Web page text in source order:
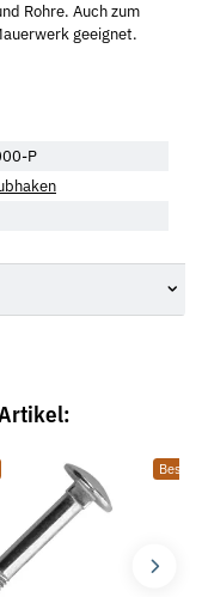
Rohre. Auch zum
geeignet.
P